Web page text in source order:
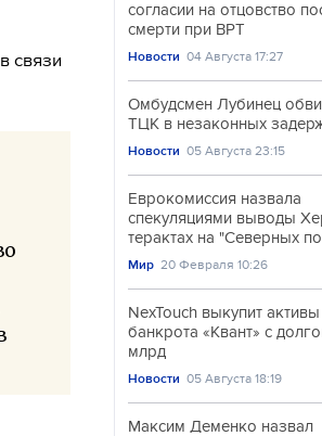
связи
согласии на отцовство
смерти при ВРТ
Новости 04 Августа 17:27
Омбудсмен Лубинец
ТЦК в незаконных
Новости 05 Августа 23:15
Еврокомиссия назвала
спекуляциями выводы
терактах на "Северных
Мир 20 Февраля 10:26
NexTouch выкупит активы
банкрота «Квант» с
млрд
Новости 05 Августа 18:19
Максим Деменко назвал